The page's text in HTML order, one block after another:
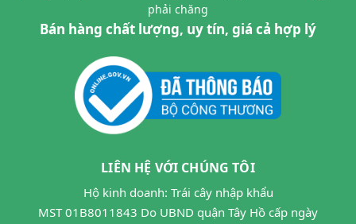
phải chăng
Bán hàng chất lượng, uy tín, giá cả hợp lý
LIÊN HỆ VỚI CHÚNG TÔI
Hộ kinh doanh: Trái cây nhập khẩu
MST 01B8011843 Do UBND quận Tây Hồ cấp ngày